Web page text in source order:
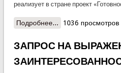
реализует в стране проект
Подробнее... о ЗАПРОС НА
1036 просмотров
ЗАПРОС НА